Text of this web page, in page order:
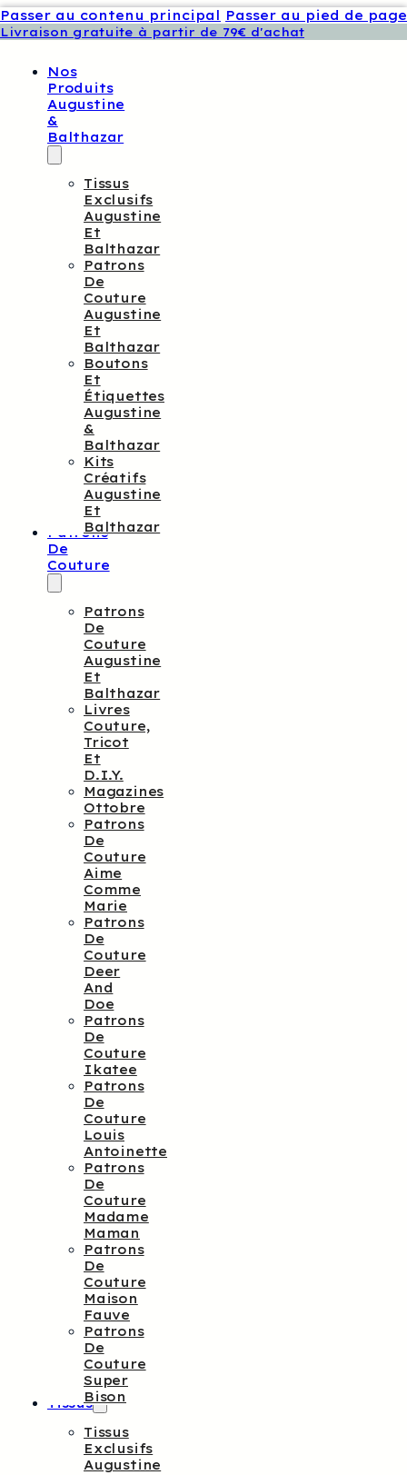
Passer au contenu principal Passer au pied de page
Livraison gratuite à partir de 79€ d'achat
Nos
Produits
Augustine
&
Balthazar
Tissus
Exclusifs
Augustine
Et
Balthazar
Patrons
De
Couture
Augustine
Et
Balthazar
Boutons
Et
Étiquettes
Augustine
&
Balthazar
Kits
Créatifs
Augustine
Et
Balthazar
Patrons
De
Couture
Patrons
De
Couture
Augustine
Et
Balthazar
Livres
Couture,
Tricot
Et
D.I.Y.
Magazines
Ottobre
Patrons
De
Couture
Aime
Comme
Marie
Patrons
De
Couture
Deer
And
Doe
Patrons
De
Couture
Ikatee
Patrons
De
Couture
Louis
Antoinette
Patrons
De
Couture
Madame
Maman
Patrons
De
Couture
Maison
Fauve
Patrons
De
Couture
Super
Bison
Tissus
Tissus
Exclusifs
Augustine